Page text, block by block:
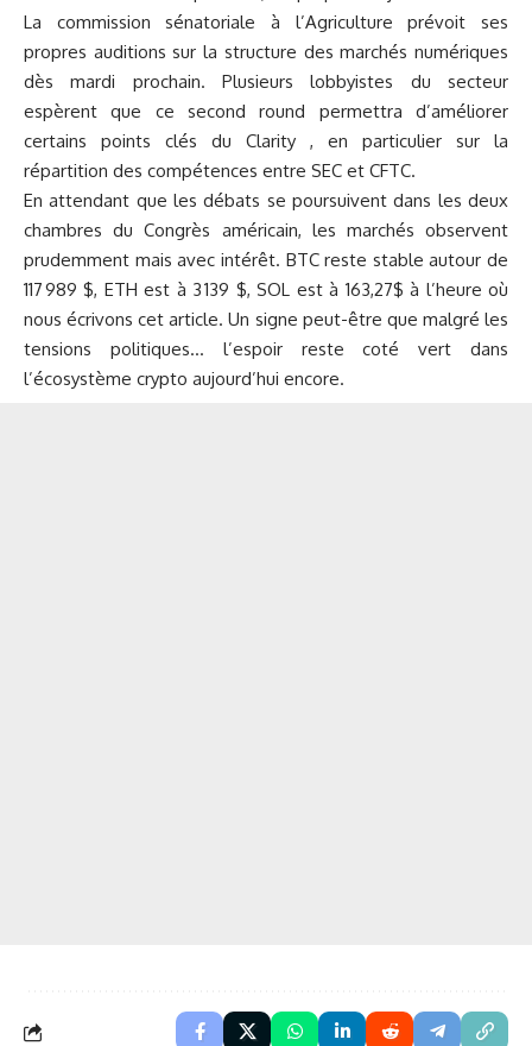
La commission sénatoriale à l’Agriculture prévoit ses
propres auditions sur la structure des marchés numériques
dès mardi prochain. Plusieurs lobbyistes du secteur
espèrent que ce second round permettra d’améliorer
certains points clés du Clarity , en particulier sur la
répartition des compétences entre SEC et CFTC.
En attendant que les débats se poursuivent dans les deux
chambres du Congrès américain, les marchés observent
prudemment mais avec intérêt. BTCreste stable autour de
117 989 $, ETH est à 3 139 $, SOL est à 163,27$ à l’heure où
nous écrivons cet article. Un signe peut-être que malgré les
tensions politiques… l’espoir reste coté vert dans
l’écosystème crypto aujourd’hui encore.